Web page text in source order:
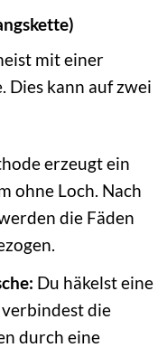
mit einer
Dies kann auf zwei
erzeugt ein
ohne Loch. Nach
die Fäden
Du häkelst eine
die
durch eine